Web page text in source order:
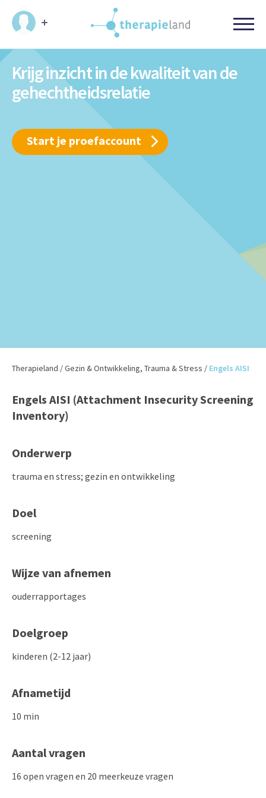
Krijg inzicht in de kwaliteit van de
gehechtheidsrelatie
Start je proefaccount
Therapieland /Gezin & Ontwikkeling, Trauma & Stress / Engels AISI
Engels AISI (Attachment Insecurity Screening
Inventory)
Onderwerp
trauma en stress; gezin en ontwikkeling
Doel
screening
Wijze van afnemen
ouderrapportages
Doelgroep
kinderen (2-12 jaar)
Afnametijd
10 min
Aantal vragen
16 open vragen en 20 meerkeuze vragen